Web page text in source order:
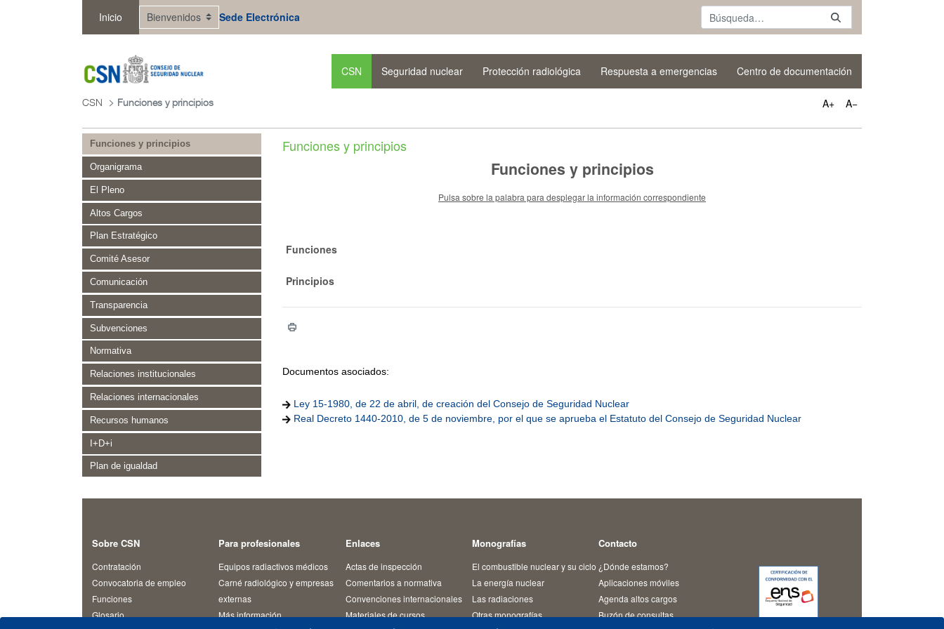
Saltar al contenido principal
Inicio Sede Electrónica
CSN Seguridad nuclear Protección radiológica Respuesta a emergencias Centro de documentación
CSN Funciones y principios A+ A−
Funciones y principios
Organigrama
El Pleno
Altos Cargos
Plan Estratégico
Comité Asesor
Comunicación
Transparencia
Subvenciones
Normativa
Relaciones institucionales
Relaciones internacionales
Recursos humanos
I+D+i
Plan de igualdad
Funciones y principios
Funciones y principios
Pulsa sobre la palabra para desplegar la información correspondiente
Funciones
Principios
Documentos asociados:
Ley 15-1980, de 22 de abril, de creación del Consejo de Seguridad Nuclear
Real Decreto 1440-2010, de 5 de noviembre, por el que se aprueba el Estatuto del Consejo de Seguridad Nuclear
Sobre CSN
Contratación
Convocatoria de empleo
Funciones
Glosario
Para profesionales
Equipos radiactivos médicos
Carné radiológico y empresas
externas
Más información
Enlaces
Actas de inspección
Comentarios a normativa
Convenciones internacionales
Materiales de cursos
Monografías
El combustible nuclear y su ciclo
La energía nuclear
Las radiaciones
Otras monografías
Contacto
¿Dónde estamos?
Aplicaciones móviles
Agenda altos cargos
Buzón de consultas